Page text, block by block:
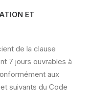
ET
de la clause
7 jours ouvrables à
aux
suivants du Code